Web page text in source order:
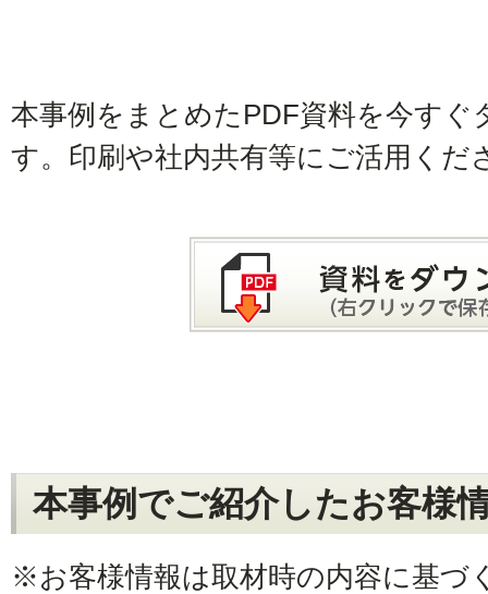
本事例をまとめたPDF資料を今す
す。印刷や社内共有等にご活用くだ
本事例でご紹介したお客様
※お客様情報は取材時の内容に基づ